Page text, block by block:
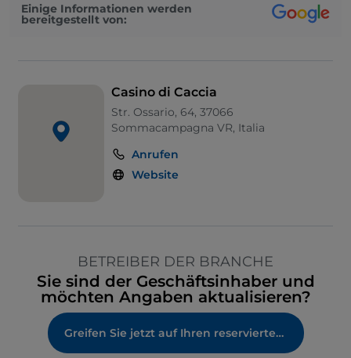
Einige Informationen werden
bereitgestellt von:
Casino di Caccia
Str. Ossario, 64, 37066
Sommacampagna VR, Italia
Anrufen
Website
BETREIBER DER BRANCHE
Sie sind der Geschäftsinhaber und
möchten Angaben aktualisieren?
Greifen Sie jetzt auf Ihren reservierten Bereich zu